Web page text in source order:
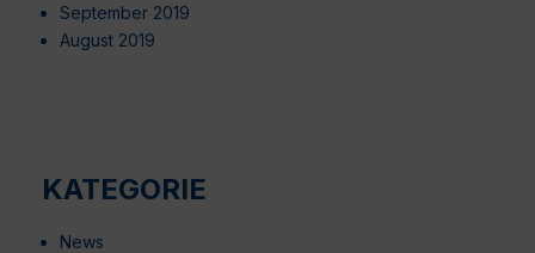
September 2019
August 2019
KATEGORIE
News